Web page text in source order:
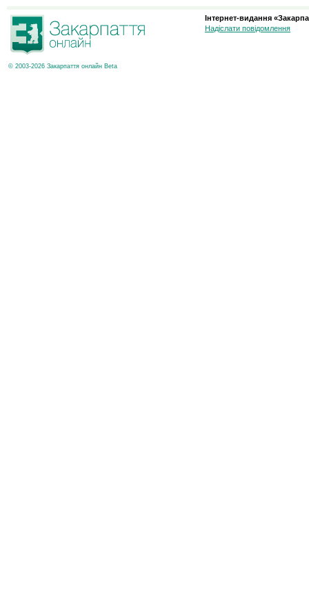
© 2003-2026 Закарпаття онлайн Beta
Інтернет-видання
Надіслати повідомлення